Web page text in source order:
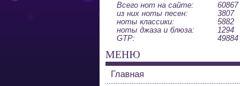
Всего нот на сайте:
60867
из них ноты песен:
3807
ноты классики:
5882
ноты джаза и блюза:
1294
GTP:
49884
МЕНЮ
Главная